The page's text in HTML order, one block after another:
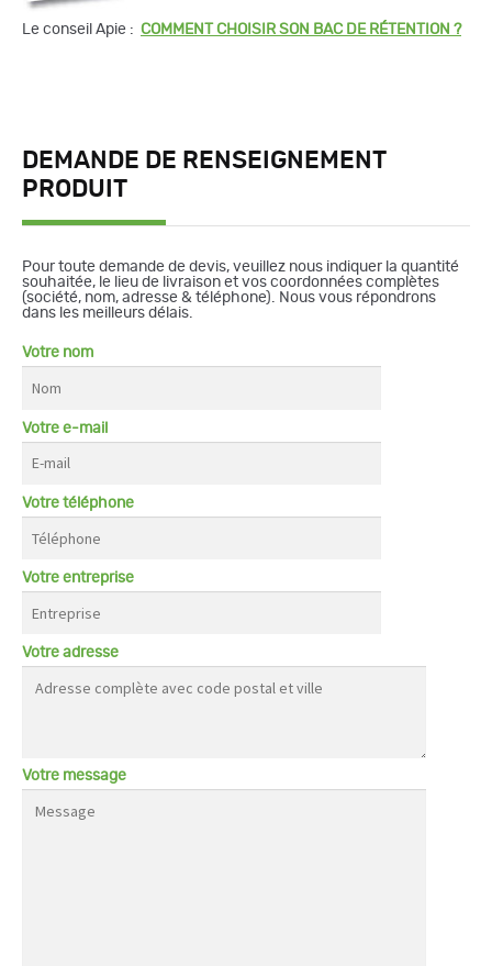
Le conseil Apie : COMMENT CHOISIR SON BAC DE RÉTENTION ?
DEMANDE DE RENSEIGNEMENT
PRODUIT
Pour toute demande de devis, veuillez nous indiquer la quantité
souhaitée, le lieu de livraison et vos coordonnées complètes
(société, nom, adresse & téléphone). Nous vous répondrons
dans les meilleurs délais.
Votre nom
Votre e-mail
Votre téléphone
Votre entreprise
Votre adresse
Votre message